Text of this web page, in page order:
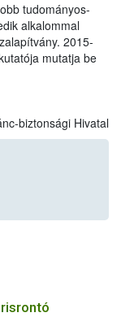
tudományos-
alkalommal
2015-
mutatja be
biztonsági Hivatal